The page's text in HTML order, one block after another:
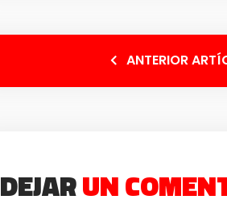
ANTERIOR
DEJARUN